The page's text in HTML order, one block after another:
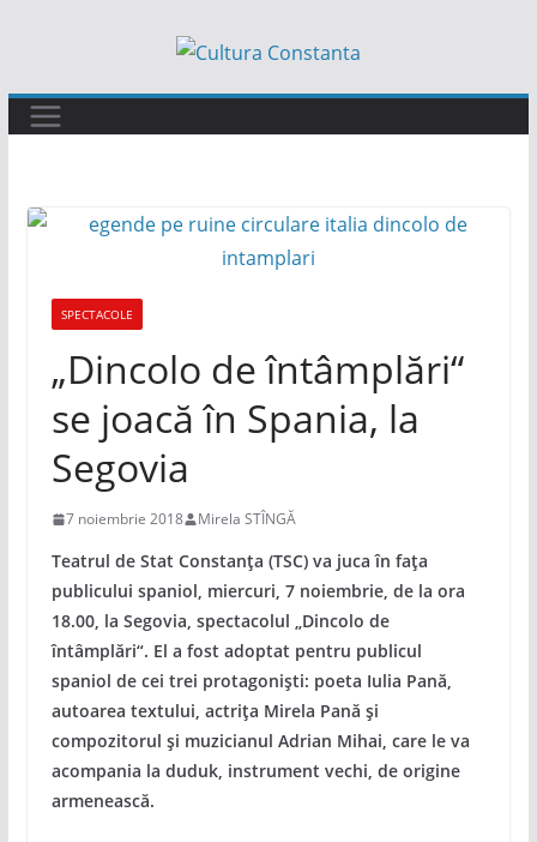
conținut
SPECTACOLE
„Dincolo de întâmplări“
se joacă în Spania, la
Segovia
7 noiembrie 2018 Mirela STÎNGĂ
Teatrul de Stat Constanța (TSC) va juca în fața
publicului spaniol, miercuri, 7 noiembrie, de la ora
18.00, la Segovia, spectacolul „Dincolo de
întâmplări“. El a fost adoptat pentru publicul
spaniol de cei trei protagoniști: poeta Iulia Pană,
autoarea textului, actrița Mirela Pană și
compozitorul și muzicianul Adrian Mihai, care le va
acompania la duduk, instrument vechi, de origine
armenească.